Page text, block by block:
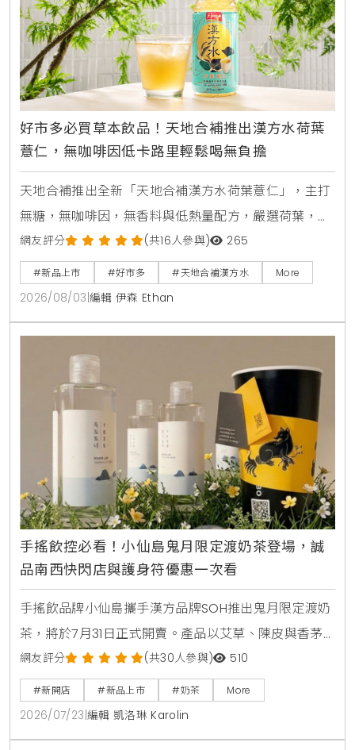
好市多必買草本飲品！天地合補推出漢方水荷葉
薏仁，無咖啡因低卡路里輕鬆喝無負擔
天地合補推出全新「天地合補漢方水荷葉薏仁」，主打
無糖，無咖啡因，無香料與低熱量配方，嚴選荷葉，薏
仁，山楂等草本素材，口感甘潤清爽。產品於2026年8
月上旬全台好市多Costco獨家上市，每箱24入售價
729元，提供日常輕鬆補水新選擇。
網友評分 (共16人參與) 265
#新品上市 #好市多 #天地合補漢方水 More
2026/08/03 編輯 伊森 Ethan
手搖飲控必看！小仙島鬼月限定渡奶茶登場，誠
品南西快閃店與護身符優惠一次看
手搖飲品牌小仙島攜手漢方品牌SOH推出鬼月限定渡奶
茶，將於7月31日正式開賣。產品以艾草、陳皮與香茅
等草本食材入茶，帶給讀者清爽去悶的全新風味。同步
登場的還有誠品生活台北南西店快閃店，以及與
Allumer Dessert合作的中秋甜點禮盒，提供豐富的生
活體驗與門市優惠。
網友評分 (共30人參與) 510
#新開店 #新品上市 #奶茶 More
2026/07/23 編輯 凱洛琳 Karolin